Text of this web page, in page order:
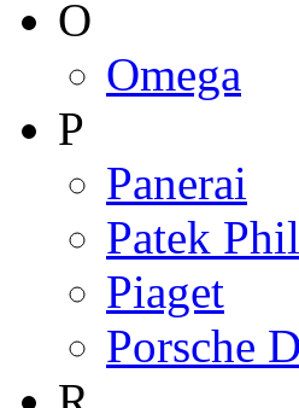
O
Omega
P
Panerai
Patek
Piaget
Porsche